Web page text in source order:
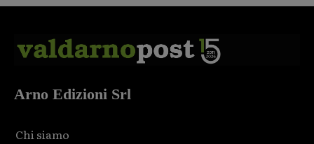
Arno Edizioni Srl
Chi siamo